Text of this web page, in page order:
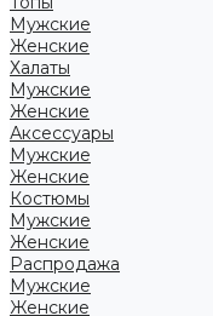
Мужские
Женские
Халаты
Мужские
Женские
Аксессуары
Мужские
Женские
Костюмы
Мужские
Женские
Распродажа
Мужские
Женские